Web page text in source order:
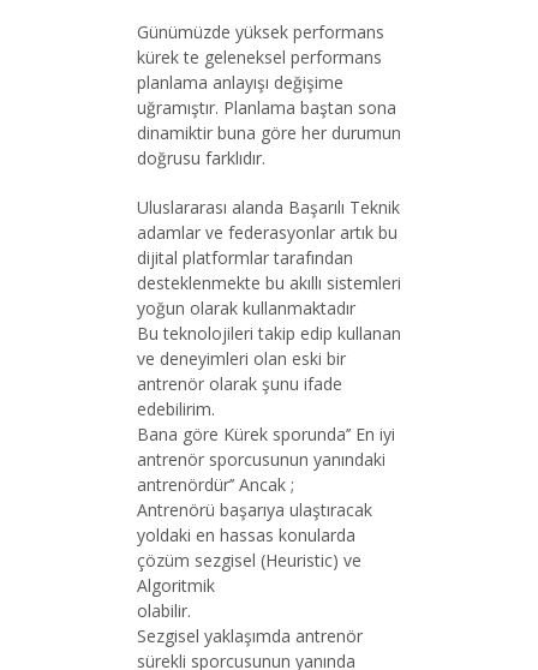
Günümüzde yüksek performans
kürek te geleneksel performans
planlama anlayışı değişime
uğramıştır. Planlama baştan sona
dinamiktir buna göre her durumun
doğrusu farklıdır.
Uluslararası alanda Başarılı Teknik
adamlar ve federasyonlar artık bu
dijital platformlar tarafından
desteklenmekte bu akıllı sistemleri
yoğun olarak kullanmaktadır
Bu teknolojileri takip edip kullanan
ve deneyimleri olan eski bir
antrenör olarak şunu ifade
edebilirim.
Bana göre Kürek sporunda’’ En iyi
antrenör sporcusunun yanındaki
antrenördür’’ Ancak ;
Antrenörü başarıya ulaştıracak
yoldaki en hassas konularda
çözüm sezgisel (Heuristic) ve
Algoritmik
olabilir.
Sezgisel yaklaşımda antrenör
sürekli sporcusunun yanında